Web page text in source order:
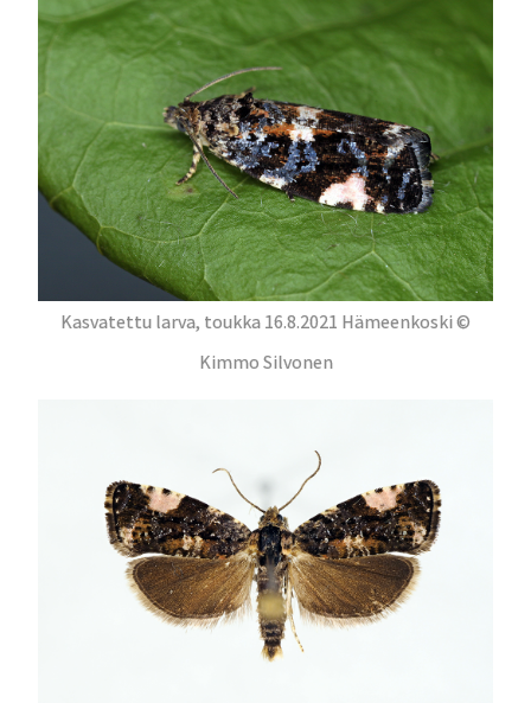
Kasvatettu larva, toukka 16.8.2021 Hämeenkoski ©
Kimmo Silvonen